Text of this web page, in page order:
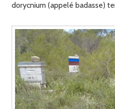
dorycnium (appelé badasse)